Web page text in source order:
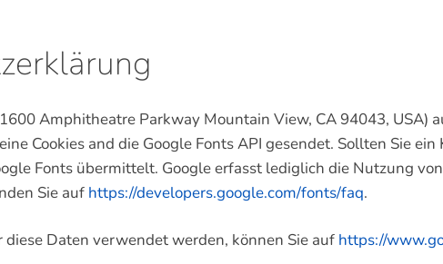
Amphitheatre Parkway Mountain View, CA 94043, USA)
Cookies and die Google Fonts API gesendet. Sollten Sie
Fonts übermittelt. Google erfasst lediglich die Nutzung
Sie auf https://developers.google.com/fonts/faq.
Daten verwendet werden, können Sie auf https://